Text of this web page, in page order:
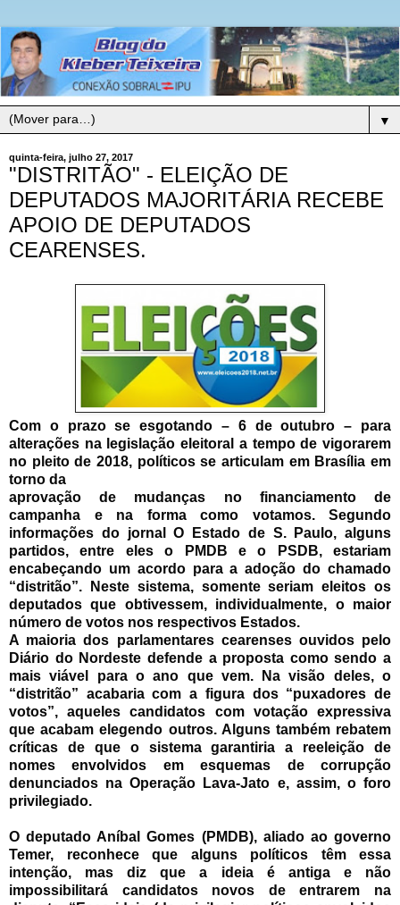
▼
quinta-feira, julho 27, 2017
"DISTRITÃO" - ELEIÇÃO DE
DEPUTADOS MAJORITÁRIA RECEBE
APOIO DE DEPUTADOS
CEARENSES.
Com o prazo se esgotando – 6 de outubro – para
alterações na legislação eleitoral a tempo de vigorarem
no pleito de 2018, políticos se articulam em Brasília em
torno da
aprovação de mudanças no financiamento de
campanha e na forma como votamos. Segundo
informações do jornal O Estado de S. Paulo, alguns
partidos, entre eles o PMDB e o PSDB, estariam
encabeçando um acordo para a adoção do chamado
“distritão”. Neste sistema, somente seriam eleitos os
deputados que obtivessem, individualmente, o maior
número de votos nos respectivos Estados.
A maioria dos parlamentares cearenses ouvidos pelo
Diário do Nordeste defende a proposta como sendo a
mais viável para o ano que vem. Na visão deles, o
“distritão” acabaria com a figura dos “puxadores de
votos”, aqueles candidatos com votação expressiva
que acabam elegendo outros. Alguns também rebatem
críticas de que o sistema garantiria a reeleição de
nomes envolvidos em esquemas de corrupção
denunciados na Operação Lava-Jato e, assim, o foro
privilegiado.
O deputado Aníbal Gomes (PMDB), aliado ao governo
Temer, reconhece que alguns políticos têm essa
intenção, mas diz que a ideia é antiga e não
impossibilitará candidatos novos de entrarem na